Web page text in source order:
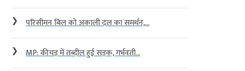
❯ परिसीमन बिल को अकाली दल का समर्थन,...
❯ MP: कीचड़ में तब्दील हुई सड़क, गर्भवती...